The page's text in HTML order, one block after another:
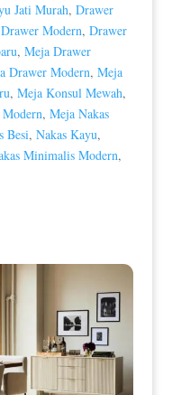
Jati Murah, Drawer
Drawer Modern, Drawer
, Meja Drawer
Drawer Modern, Meja
, Meja Konsul Mewah,
, Meja Nakas
Besi, Nakas Kayu,
Minimalis Modern,